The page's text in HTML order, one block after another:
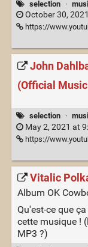
selection ·
October 30,
https://
John
(Official
selection ·
May 2, 2021 at
https://
Vitalic
Album OK
Qu'est-ce que
cette musique !
MP3 ?)